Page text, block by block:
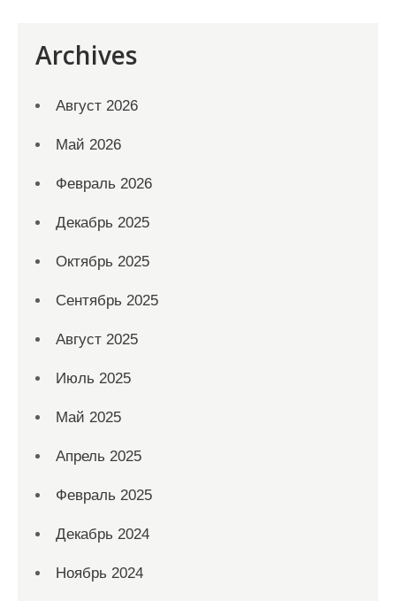
Archives
Август 2026
Май 2026
Февраль 2026
Декабрь 2025
Октябрь 2025
Сентябрь 2025
Август 2025
Июль 2025
Май 2025
Апрель 2025
Февраль 2025
Декабрь 2024
Ноябрь 2024